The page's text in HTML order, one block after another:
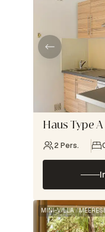
Haus Type A
2 Pers.
MINI-VILLA